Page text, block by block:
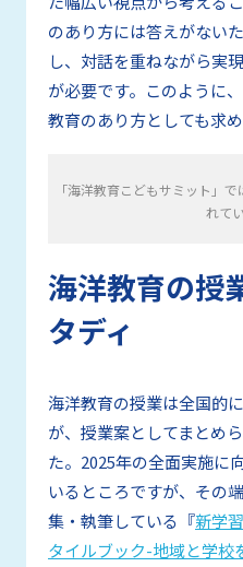
のあり方には答えがない
し、対話を重ねながら実
が必要です。このように
教育のあり方としても求め
「海洋教育こどもサミット」
れて
海洋教育の授
タディ
海洋教育の授業は全国的
が、授業案としてまとめ
た。2025年の全面実施に
いるところですが、その
集・執筆している『新学
タイルブック-地域と学校